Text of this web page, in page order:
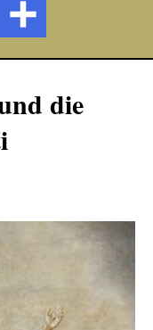
die